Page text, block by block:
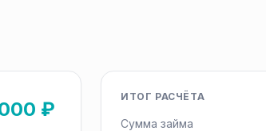
₽
ИТОГ РАСЧЁТА
Сумма займа